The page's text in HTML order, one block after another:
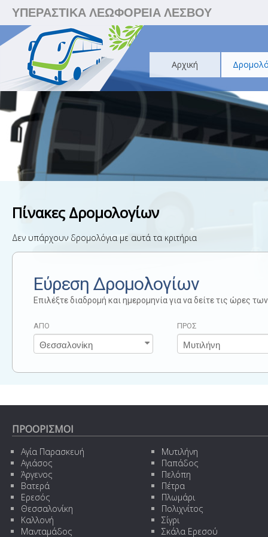
ΥΠΕΡΑΣΤΙΚΑ ΛΕΩΦΟΡΕΙΑ ΛΕΣΒΟΥ
Αρχική
Πίνακες Δρομολογίων
Δεν υπάρχουν δρομολόγια με αυτά τα κριτήρια
Εύρεση Δρομολογίων
Επιλέξτε διαδρομή και ημερομηνία για να δείτε τις ώρες
ΑΠΟ ΠΡΟΣ
ΠΡΟΟΡΙΣΜΟΙ
Αγία Παρασκευή
Αγιάσος
Άργενος
Βατερά
Ερεσός
Θεσσαλονίκη
Καλλονή
Μανταμάδος
Μυτιλήνη
Παπάδος
Πελόπη
Πέτρα
Πλωμάρι
Πολιχνίτος
Σίγρι
Σκάλα Ερεσού